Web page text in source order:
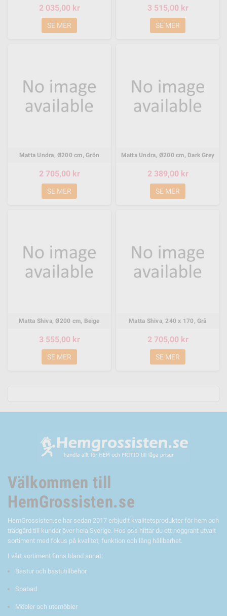
2 035,00 kr
SE MER
3 515,00 kr
SE MER
Matta Undra, Ø200 cm, Grön
2 705,00 kr
SE MER
Matta Undra, Ø200 cm, Dark Grey
2 389,00 kr
SE MER
Matta Shiva, Ø200 cm, Beige
3 555,00 kr
SE MER
Matta Shiva, 240 x 170, Grå
2 705,00 kr
SE MER
Välkommen till
HemGrossisten.se
HemGrossisten.se har sedan 2017 erbjudit kvalitetsprodukter för hem och
trädgård till kunder över hela Sverige. Hos oss hittar du ett noggrant utvalt
sortiment med fokus på kvalitet, funktion och lång hållbarhet.
I vårt sortiment finns bland annat:
Bastur och bastutillbehör
Spabad
Möbler och utemöbler